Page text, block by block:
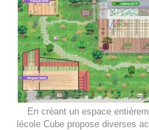
En créant un espace
lécole Cube propose diverses